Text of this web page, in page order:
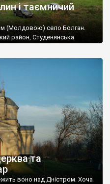
і таємничий
(Молдовою) село Болган.
район, Студенянська
хрестами. Всі епітафії, які
церковнослов’янською
– цвинтар
століттям. У 1924-1940
та
воно над Дністром. Хоча